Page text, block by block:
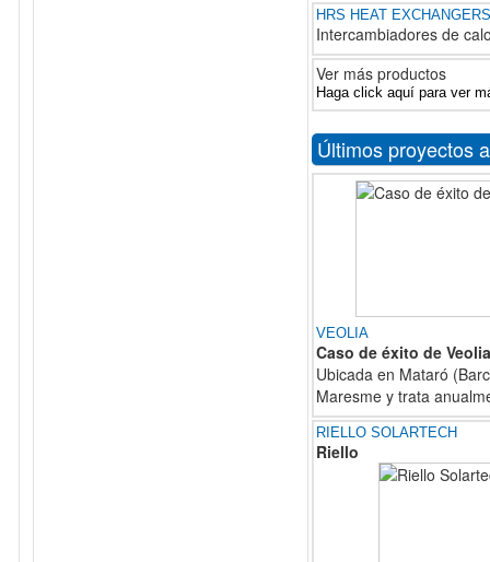
HRS HEAT EXCHANGERS
Intercambiadores de
Ver más productos
Haga click aquí para ver
Últimos proyectos
VEOLIA
Caso de éxito de
Ubicada en Mataró
Maresme y trata
RIELLO SOLARTECH
Riello